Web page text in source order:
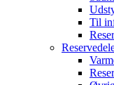
Til